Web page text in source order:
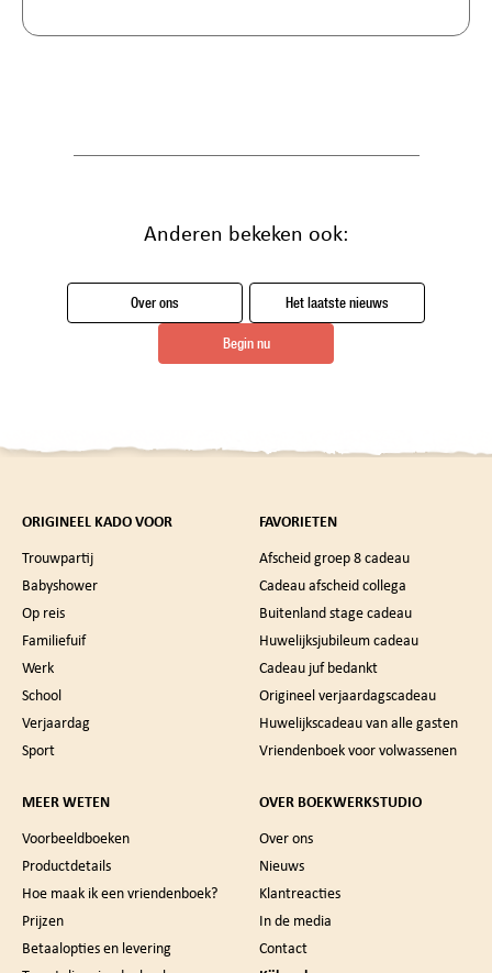
Anderen bekeken ook:
Over ons Het laatste nieuws
Begin nu
ORIGINEEL KADO VOOR
Trouwpartij
Babyshower
Op reis
Familiefuif
Werk
School
Verjaardag
Sport
FAVORIETEN
Afscheid groep 8 cadeau
Cadeau afscheid collega
Buitenland stage cadeau
Huwelijksjubileum cadeau
Cadeau juf bedankt
Origineel verjaardagscadeau
Huwelijkscadeau van alle gasten
Vriendenboek voor volwassenen
MEER WETEN
Voorbeeldboeken
Productdetails
Hoe maak ik een vriendenboek?
Prijzen
Betaalopties en levering
OVER BOEKWERKSTUDIO
Over ons
Nieuws
Klantreacties
In de media
Contact